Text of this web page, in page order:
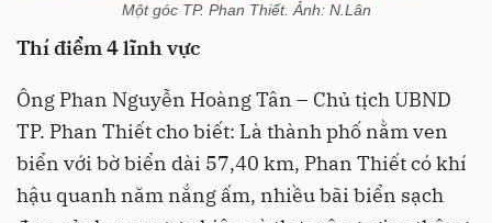
Một góc TP. Phan Thiết. Ảnh: N.Lân
Thí điểm 4 lĩnh vực
Ông Phan Nguyễn Hoàng Tân – Chủ tịch UBND
TP. Phan Thiết cho biết: Là thành phố nằm ven
biển với bờ biển dài 57,40 km, Phan Thiết có khí
hậu quanh năm nắng ấm, nhiều bãi biển sạch